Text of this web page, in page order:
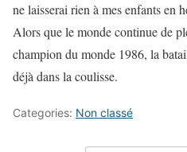
ne laisserai rien à mes enfants en
Alors que le monde continue de
champion du monde 1986, la
déjà dans la coulisse.
Categories: Non classé